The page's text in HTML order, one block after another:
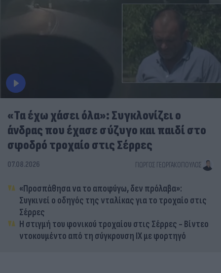
«Τα έχω χάσει όλα»: Συγκλονίζει ο
άνδρας που έχασε σύζυγο και παιδί στο
σφοδρό τροχαίο στις Σέρρες
07.08.2026 ΓΙΏΡΓΟΣ ΓΕΩΡΓΑΚΌΠΟΥΛΟΣ
«Προσπάθησα να το αποφύγω, δεν πρόλαβα»:
Συγκινεί ο οδηγός της νταλίκας για το τροχαίο στις
Σέρρες
Η στιγμή του φονικού τροχαίου στις Σέρρες - Βίντεο
ντοκουμέντο από τη σύγκρουση ΙΧ με φορτηγό